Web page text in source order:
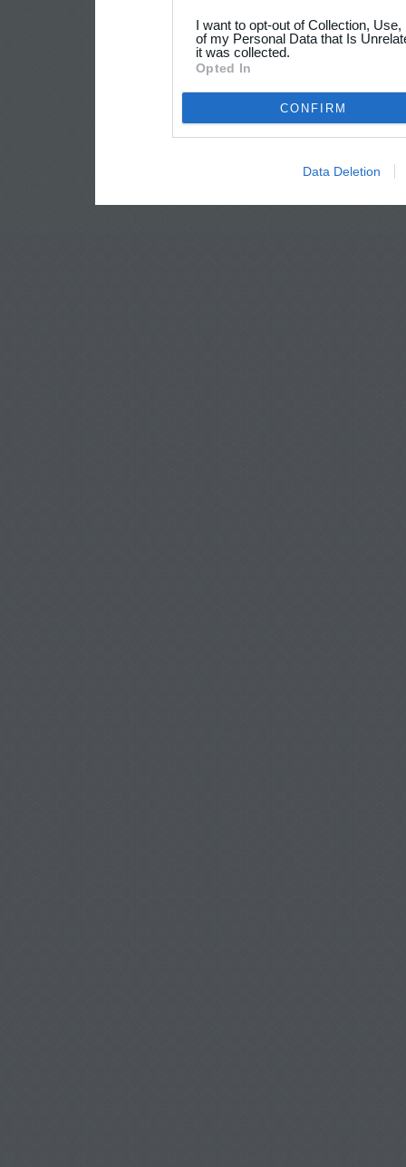
I want to opt-out of Collection,
of my Personal Data that Is
it was collected.
Opted In
CONFIRM
Data Deletion